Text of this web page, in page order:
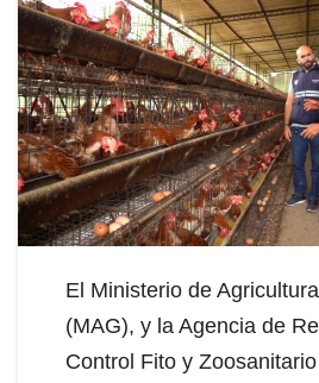
El Ministerio de
(MAG), y la Agencia de
Control Fito y